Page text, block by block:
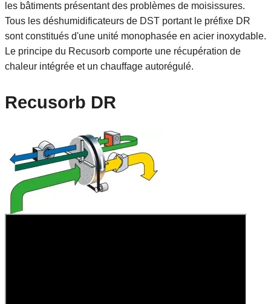
les bâtiments présentant des problèmes de moisissures.
Tous les déshumidificateurs de DST portant le préfixe DR
sont constitués d'une unité monophasée en acier inoxydable.
Le principe du Recusorb comporte une récupération de
chaleur intégrée et un chauffage autorégulé.
Recusorb DR